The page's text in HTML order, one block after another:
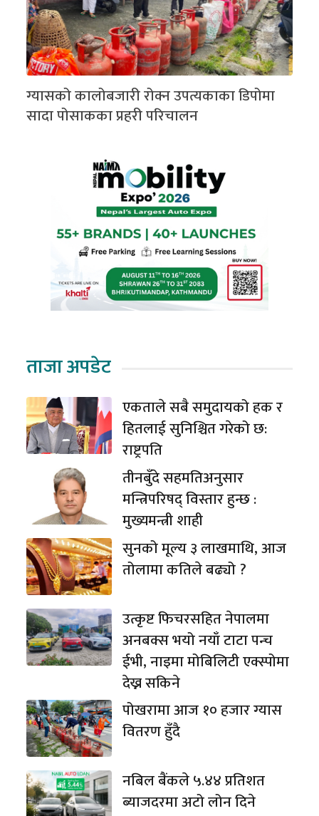
ग्यासको कालोबजारी रोक्न उपत्यकाका डिपोमा
सादा पोसाकका प्रहरी परिचालन
ताजा अपडेट
एकताले सबै समुदायको हक र
हितलाई सुनिश्चित गरेको छ:
राष्ट्रपति
तीनबुँदे सहमतिअनुसार
मन्त्रिपरिषद् विस्तार हुन्छ :
मुख्यमन्त्री शाही
सुनको मूल्य ३ लाखमाथि, आज
तोलामा कतिले बढ्यो ?
उत्कृष्ट फिचरसहित नेपालमा
अनबक्स भयो नयाँ टाटा पन्च
ईभी, नाइमा मोबिलिटी एक्स्पोमा
देख्न सकिने
पोखरामा आज १० हजार ग्यास
वितरण हुँदै
नबिल बैंकले ५.४४ प्रतिशत
ब्याजदरमा अटो लोन दिने